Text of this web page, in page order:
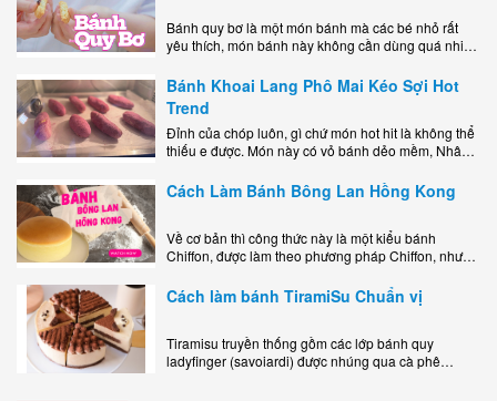
Bánh quy bơ là một món bánh mà các bé nhỏ rất
yêu thích, món bánh này không cần dùng quá nhiều
Bánh Khoai Lang Phô Mai Kéo Sợi Hot
Trend
Đỉnh của chóp luôn, gì chứ món hot hit là không thể
thiếu e được. Món này có vỏ bánh dẻo mềm, Nhân
Cách Làm Bánh Bông Lan Hồng Kong
Về cơ bản thì công thức này là một kiểu bánh
Chiffon, được làm theo phương pháp Chiffon, nhưng
ngon, làm..
Cách làm bánh TiramiSu Chuẩn vị
Tiramisu truyền thống gồm các lớp bánh quy
ladyfinger (savoiardi) được nhúng qua cà phê